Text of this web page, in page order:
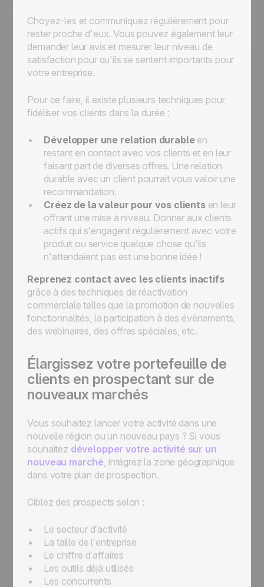
Choyez-les et communiquez régulièrement pour
rester proche d'eux. Vous pouvez également leur
demander leur avis et mesurer leur niveau de
satisfaction pour qu'ils se sentent importants pour
votre entreprise.
Pour ce faire, il existe plusieurs techniques pour
fidéliser vos clients dans la durée :
Développer une relation durable en
restant en contact avec vos clients et en leur
faisant part de diverses offres. Une relation
durable avec un client pourrait vous valoir une
recommandation.
Créez de la valeur pour vos clients en leur
offrant une mise à niveau. Donner aux clients
actifs qui s'engagent régulièrement avec votre
produit ou service quelque chose qu'ils
n'attendaient pas est une bonne idée !
Reprenez contact avec les clients inactifs
grâce à des techniques de réactivation
commerciale telles que la promotion de nouvelles
fonctionnalités, la participation à des événements,
des webinaires, des offres spéciales, etc.
Élargissez votre portefeuille de
clients en prospectant sur de
nouveaux marchés
Vous souhaitez lancer votre activité dans une
nouvelle région ou un nouveau pays ? Si vous
souhaitez développer votre activité sur un
nouveau marché, intégrez la zone géographique
dans votre plan de prospection.
Ciblez des prospects selon :
Le secteur d’activité
La taille de l’entreprise
Le chiffre d’affaires
Les outils déjà utilisés
Les concurrents